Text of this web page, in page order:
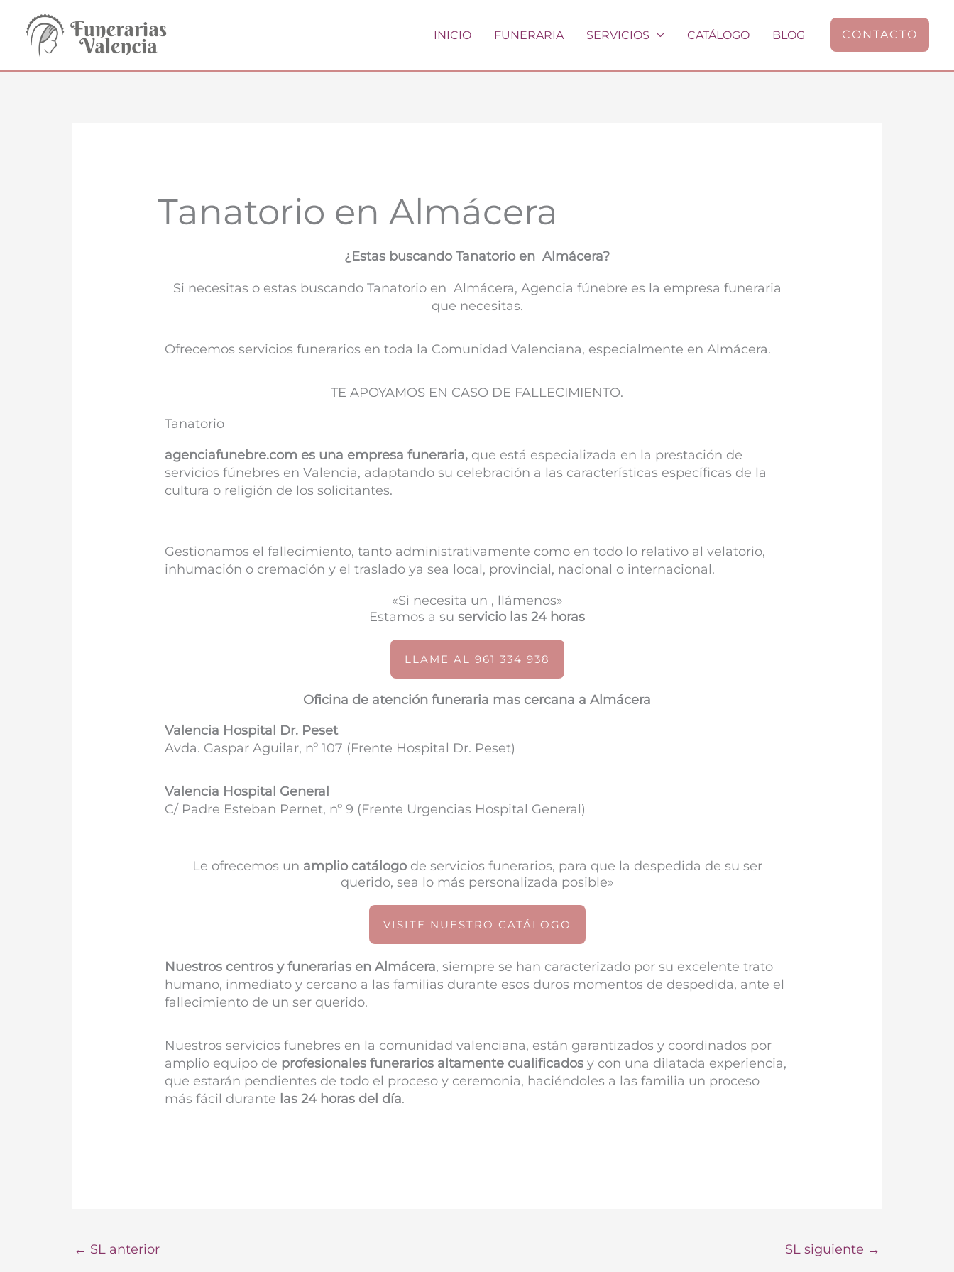
contenido
INICIO FUNERARIA SERVICIOS CATÁLOGO BLOG CONTACTO
Tanatorio en Almácera
¿Estas buscando Tanatorio en Almácera?
Si necesitas o estas buscando Tanatorio en Almácera, Agencia fúnebre es la empresa funeraria
que necesitas.
Ofrecemos servicios funerarios en toda la Comunidad Valenciana, especialmente en Almácera.
TE APOYAMOS EN CASO DE FALLECIMIENTO.
Tanatorio
agenciafunebre.com es una empresa funeraria, que está especializada en la prestación de
servicios fúnebres en Valencia, adaptando su celebración a las características específicas de la
cultura o religión de los solicitantes.
Gestionamos el fallecimiento, tanto administrativamente como en todo lo relativo al velatorio,
inhumación o cremación y el traslado ya sea local, provincial, nacional o internacional.
«Si necesita un , llámenos»
Estamos a su servicio las 24 horas
LLAME AL 961 334 938
Oficina de atención funeraria mas cercana a Almácera
Valencia Hospital Dr. Peset
Avda. Gaspar Aguilar, nº 107 (Frente Hospital Dr. Peset)
Valencia Hospital General
C/ Padre Esteban Pernet, nº 9 (Frente Urgencias Hospital General)
Le ofrecemos un amplio catálogo de servicios funerarios, para que la despedida de su ser
querido, sea lo más personalizada posible»
VISITE NUESTRO CATÁLOGO
Nuestros centros y funerarias en Almácera, siempre se han caracterizado por su excelente trato
humano, inmediato y cercano a las familias durante esos duros momentos de despedida, ante el
fallecimiento de un ser querido.
Nuestros servicios funebres en la comunidad valenciana, están garantizados y coordinados por
amplio equipo de profesionales funerarios altamente cualificados y con una dilatada experiencia,
que estarán pendientes de todo el proceso y ceremonia, haciéndoles a las familia un proceso
más fácil durante las 24 horas del día.
← SL anterior SL siguiente →